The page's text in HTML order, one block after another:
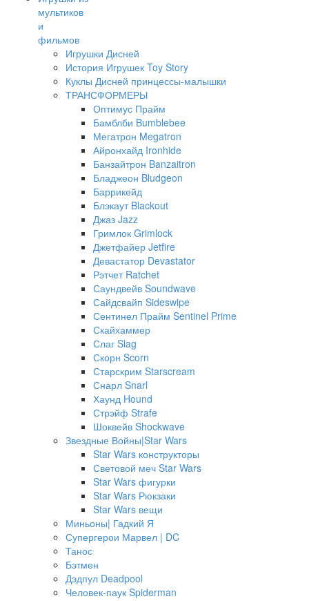
мультиков
и
фильмов
Игрушки Дисней
История Игрушек Toy Story
Куклы Дисней принцессы-малышки
ТРАНСФОРМЕРЫ
Оптимус Прайм
Бамблби Bumblebee
Мегатрон Megatron
Айронхайд Ironhide
Банзайтрон Banzaitron
Бладжеон Bludgeon
Баррикейд
Блэкаут Blackout
Джаз Jazz
Гримлок Grimlock
Джетфайер Jetfire
Девастатор Devastator
Рэтчет Ratchet
Саундвейв Soundwave
Сайдсвайп Sideswipe
Сентинел Прайм Sentinel Prime
Скайхаммер
Слаг Slag
Скорн Scorn
Старскрим Starscream
Снарл Snarl
Хаунд Hound
Стрэйф Strafe
Шоквейв Shockwave
Звездные Войны|Star Wars
Star Wars конструкторы
Световой меч Star Wars
Star Wars фигурки
Star Wars Рюкзаки
Star Wars вещи
Миньоны| Гадкий Я
Супергерои Марвел | DC
Танос
Бэтмен
Дэдпул Deadpool
Человек-паук Spiderman